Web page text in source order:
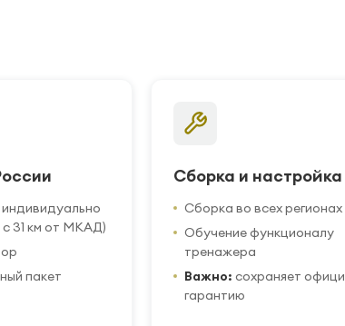
31 км от МКАД)
пакет
Сборка и настройка
Сборка во всех
Обучение функционалу
тренажера
Важно: сохраняет
гарантию